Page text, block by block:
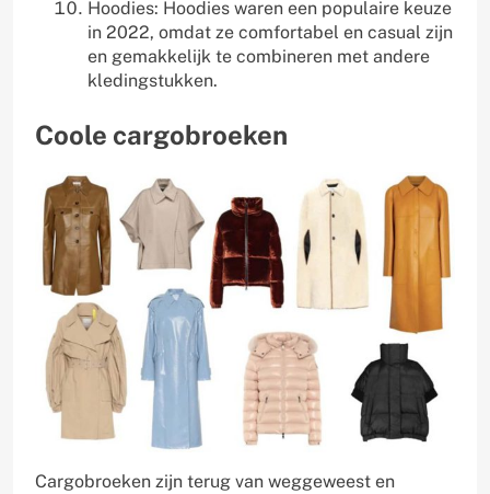
Hoodies: Hoodies waren een populaire keuze
in 2022, omdat ze comfortabel en casual zijn
en gemakkelijk te combineren met andere
kledingstukken.
Coole cargobroeken
Cargobroeken zijn terug van weggeweest en